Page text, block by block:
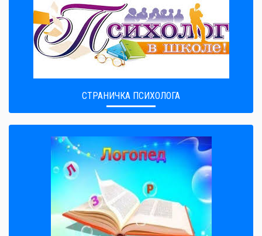
СТРАНИЧКА ПСИХОЛОГА